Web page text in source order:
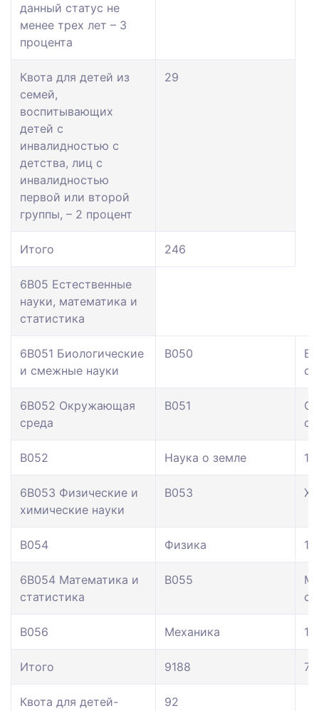
данный статус не
менее трех лет – 3
процента
Квота для детей из
семей,
воспитывающих
детей с
инвалидностью с
детства, лиц с
инвалидностью
первой или второй
группы, – 2 процент
29
Итого 246
6В05 Естественные
науки, математика и
статистика
6В051 Биологические
и смежные науки
В050
6В052 Окружающая
среда
В051
В052 Наука о земле
6В053 Физические и
химические науки
В053
В054 Физика
6В054 Математика и
статистика
В055
В056 Механика
Итого 9188
Квота для детей-
92